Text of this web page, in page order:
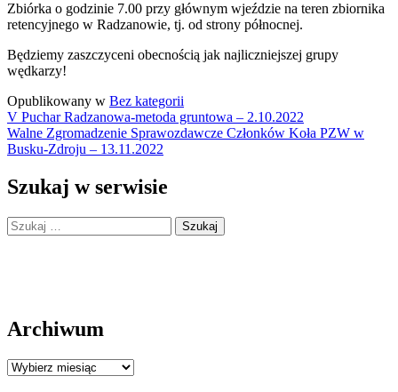
Zbiórka o godzinie 7.00 przy głównym wjeździe na teren zbiornika
retencyjnego w Radzanowie, tj. od strony północnej.
Będziemy zaszczyceni obecnością jak najliczniejszej grupy
wędkarzy!
Opublikowany w Bez kategorii
Nawigacja
wpisu
V Puchar Radzanowa-metoda gruntowa – 2.10.2022
Walne Zgromadzenie Sprawozdawcze Członków Koła PZW w
Busku-Zdroju – 13.11.2022
Szukaj w serwisie
Szukaj:
Archiwum
Archiwum